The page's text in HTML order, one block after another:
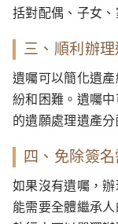
括對配偶、子女
三、順利辦
遺囑可以簡化遺
紛和困難。遺囑
的遺願處理遺產分
四、免除簽
如果沒有遺囑，
能需要全體繼承